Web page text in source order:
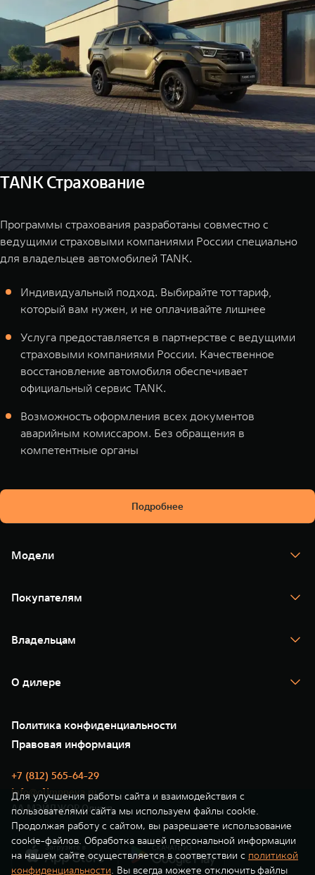
TANK Страхование
Программы страхования разработаны совместно с
ведущими страховыми компаниями России специально
для владельцев автомобилей TANK.
Индивидуальный подход. Выбирайте тот тариф,
который вам нужен, и не оплачивайте лишнее
Услуга предоставляется в партнерстве с ведущими
страховыми компаниями России. Качественное
восстановление автомобиля обеспечивает
официальный сервис TANK.
Возможность оформления всех документов
аварийным комиссаром. Без обращения в
компетентные органы
Подробнее
Модели
TANK 400
TANK 500
Покупателям
Тест-драйв
TANK Финансы
Корпоративным клиентам
Зарядные станции
Владельцам
Помощь на дороге
Новые цифровые сервисы TANK
Сервис
Нулевое ТО
Моторные масла
О дилере
35 лет GWM
GWM ТЕХ ДЕНЬ
Новости
Политика конфиденциальности
Правовая информация
+7 (812) 565-64-29
info@olimpneva.ru
АА МЭЙДЖОР Олимп
Для улучшения работы сайта и взаимодействия с
пользователями сайта мы используем файлы cookie.
Продолжая работу с сайтом, вы разрешаете использование
cookie-файлов. Обработка вашей персональной информации
на нашем сайте осуществляется в соответствии с политикой
конфиденциальности. Вы всегда можете отключить файлы